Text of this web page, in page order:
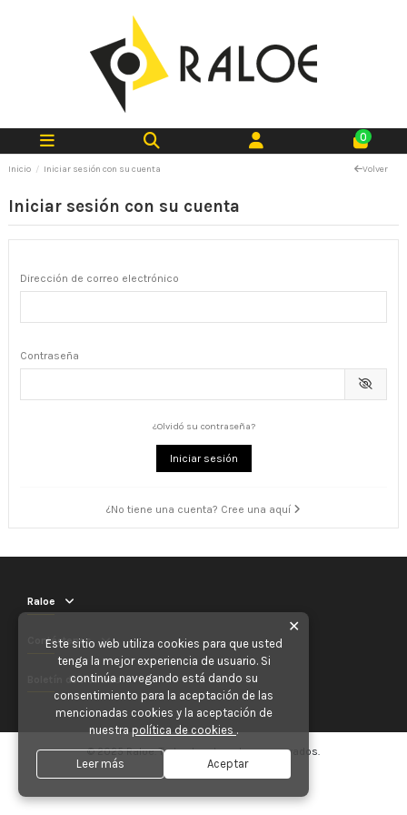
0
Inicio Iniciar sesión con su cuenta Volver
Iniciar sesión con su cuenta
Dirección de correo electrónico
Contraseña
¿Olvidó su contraseña?
Iniciar sesión
¿No tiene una cuenta? Cree una aquí
Raloe
Contáctenos
Boletín de noticias
© 2025 Raloe. Todos los derechos reservados.
✕
Este sitio web utiliza cookies para que usted
tenga la mejor experiencia de usuario. Si
continúa navegando está dando su
consentimiento para la aceptación de las
mencionadas cookies y la aceptación de
nuestra política de cookies .
Leer más Aceptar